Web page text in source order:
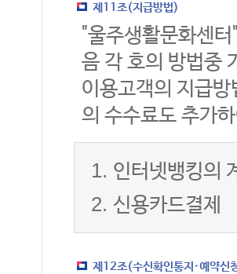
제11조(지급방법)
"울주생활문화센
음 각 호의 방법중
이용고객의 지급
의 수수료도 추가
1. 인터넷뱅킹의
2. 신용카드결제
제12조(수신확인통지·예약신